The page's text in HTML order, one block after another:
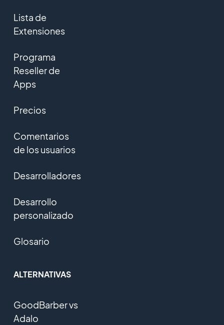
Lista de
Extensiones
Programa
Reseller de
Apps
Precios
Comentarios
de los usuarios
Desarrolladores
Desarrollo
personalizado
Glosario
ALTERNATIVAS
GoodBarber vs
Adalo